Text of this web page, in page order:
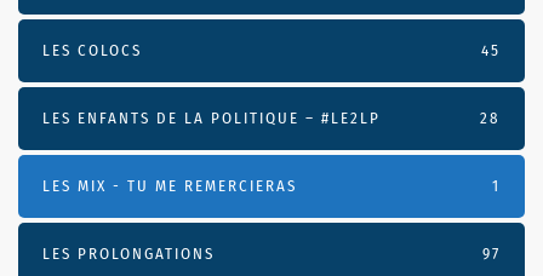
LES COLOCS 45
LES ENFANTS DE LA POLITIQUE – #LE2LP 28
LES MIX - TU ME REMERCIERAS 1
LES PROLONGATIONS 97